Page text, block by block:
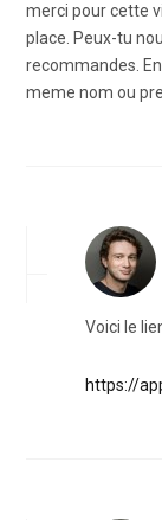
merci pour cette
place. Peux-tu
recommandes.
meme nom ou
Voici le
https://